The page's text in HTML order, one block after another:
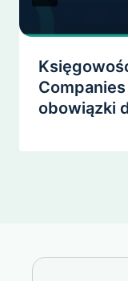
obowiązki